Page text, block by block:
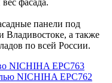
панели под
Владивостоке, а также
по всей России.